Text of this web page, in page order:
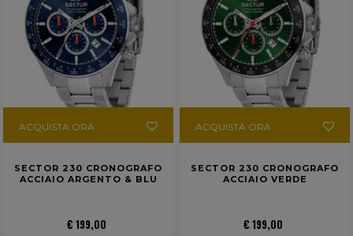
ACQUISTA ORA
SECTOR 230 CRONOGRAFO
ACCIAIO ARGENTO & BLU
€ 199,00
ACQUISTA ORA
SECTOR 230 CRONOGRAFO
ACCIAIO VERDE
€ 199,00